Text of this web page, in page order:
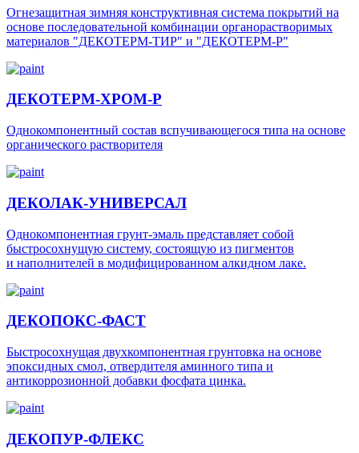
Огнезащитная зимняя конструктивная система покрытий на
основе последовательной комбинации органорастворимых
материалов "ДЕКОТЕРМ-ТИР" и "ДЕКОТЕРМ-Р"
ДЕКОТЕРМ-ХРОМ-Р
Однокомпонентный состав вспучивающегося типа на основе
органического растворителя
ДЕКОЛАК-УНИВЕРСАЛ
Однокомпонентная грунт-эмаль представляет собой
быстросохнущую систему, состоящую из пигментов
и наполнителей в модифицированном алкидном лаке.
ДЕКОПОКС-ФАСТ
Быстросохнущая двухкомпонентная грунтовка на основе
эпоксидных смол, отвердителя аминного типа и
антикоррозионной добавки фосфата цинка.
ДЕКОПУР-ФЛЕКС